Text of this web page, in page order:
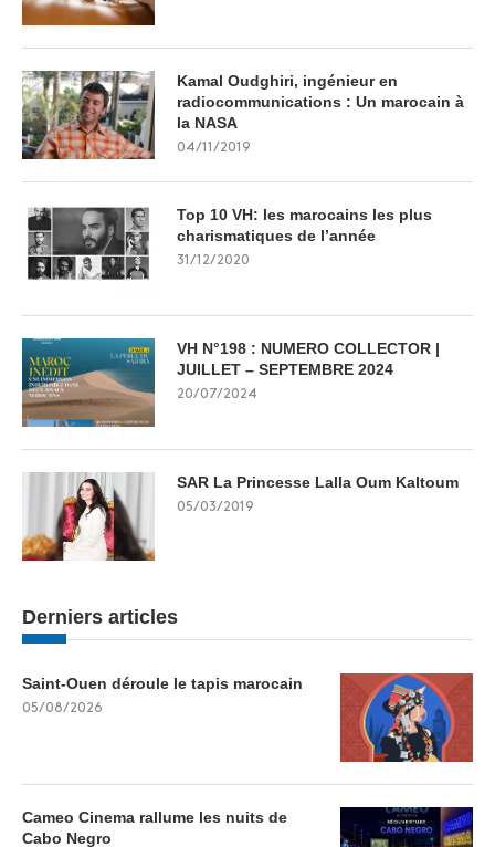
Kamal Oudghiri, ingénieur en
radiocommunications : Un marocain à
la NASA
04/11/2019
Top 10 VH: les marocains les plus
charismatiques de l’année
31/12/2020
VH N°198 : NUMERO COLLECTOR |
JUILLET – SEPTEMBRE 2024
20/07/2024
SAR La Princesse Lalla Oum Kaltoum
05/03/2019
Derniers articles
Saint-Ouen déroule le tapis marocain
05/08/2026
Cameo Cinema rallume les nuits de
Cabo Negro